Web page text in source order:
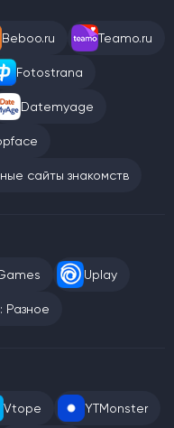
Beboo.ru Teamo.ru
Fotostrana
Datemyage
сайты знакомств
Uplay
Разное
Vtope YTMonster